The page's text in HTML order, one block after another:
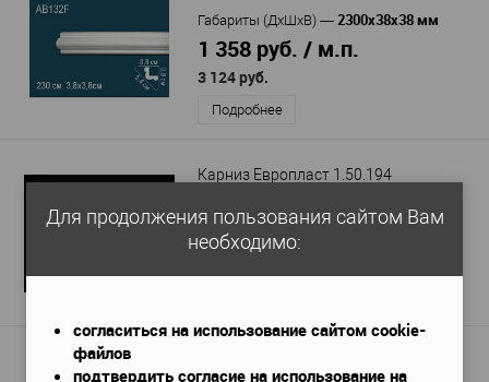
Габариты (ДхШхВ) — 2300х38х38 мм
1 358 руб. / м.п.
3 124 руб.
Подробнее
Карниз Европласт 1.50.194
2000x51x52 мм
1 028 руб. / м.п.
Для продолжения пользования сайтом Вам
необходимо:
согласиться на использование сайтом cookie-
файлов
подтвердить согласие на использование на